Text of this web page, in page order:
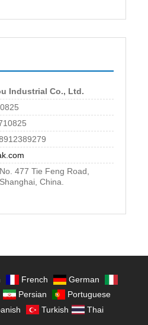
Industrial Co., Ltd.
477 Tie Feng Road,
China.
French
German
Persian
Portuguese
Turkish Thai